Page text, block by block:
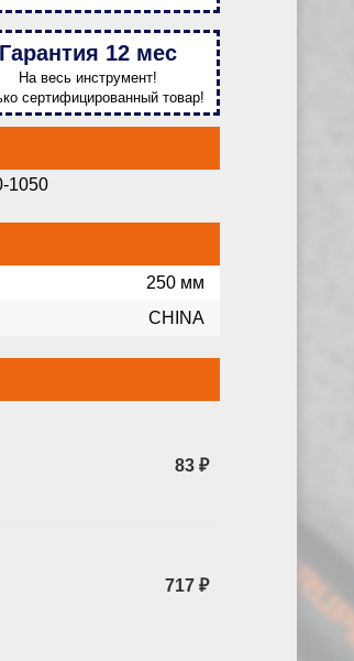
Гарантия 12 мес
На весь инструмент!
сертифицированный товар!
1050
250 мм
CHINA
83 ₽
717 ₽